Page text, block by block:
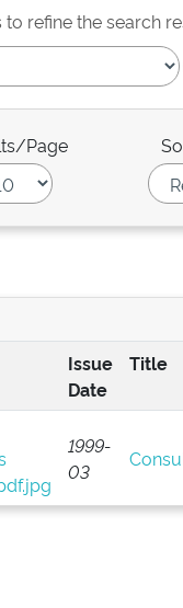
to refine the search
Page
Issue
Date
Title
1999-
03